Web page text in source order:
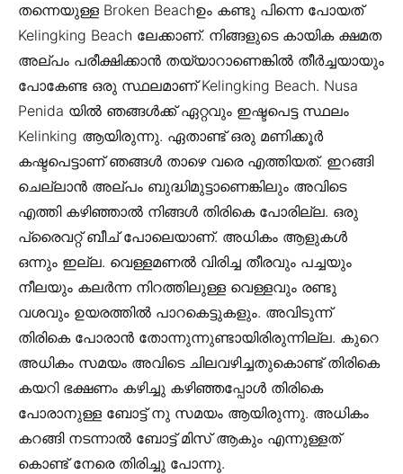
തന്നെയുള്ള Broken Beachഉം കണ്ടു പിന്നെ പോയത്
Kelingking Beach ലേക്കാണ്. നിങ്ങളുടെ കായിക ക്ഷമത
അല്പം പരീക്ഷിക്കാന്‍ തയ്യാറാണെങ്കില്‍ തീര്‍ച്ചയായും
പോകേണ്ട ഒരു സ്ഥലമാണ് Kelingking Beach. Nusa
Penida യില്‍ ഞങ്ങള്‍ക്ക് ഏറ്റവും ഇഷ്ടപെട്ട സ്ഥലം
Kelinking ആയിരുന്നു. ഏതാണ്ട് ഒരു മണിക്കൂര്‍
കഷ്ടപെട്ടാണ് ഞങ്ങള്‍ താഴെ വരെ എത്തിയത്. ഇറങ്ങി
ചെല്ലാന്‍ അല്പം ബുദ്ധിമുട്ടാണെങ്കിലും അവിടെ
എത്തി കഴിഞ്ഞാല്‍ നിങ്ങള്‍ തിരികെ പോരില്ല. ഒരു
പ്രൈവറ്റ് ബീച് പോലെയാണ്. അധികം ആളുകള്‍
ഒന്നും ഇല്ല. വെള്ളമണല്‍ വിരിച്ച തീരവും പച്ചയും
നീലയും കലര്‍ന്ന നിറത്തിലുള്ള വെള്ളവും രണ്ടു
വശവും ഉയരത്തില്‍ പാറകെട്ടുകളും. അവിടുന്ന്
തിരികെ പോരാന്‍ തോന്നുന്നുണ്ടായിരിരുന്നില്ല. കുറെ
അധികം സമയം അവിടെ ചിലവഴിച്ചതുകൊണ്ട് തിരികെ
കയറി ഭക്ഷണം കഴിച്ചു കഴിഞ്ഞപ്പോള്‍ തിരികെ
പോരാനുള്ള ബോട്ട് നു സമയം ആയിരുന്നു. അധികം
കറങ്ങി നടന്നാല്‍ ബോട്ട് മിസ്‌ ആകും എന്നുള്ളത്
കൊണ്ട് നേരെ തിരിച്ചു പോന്നു.